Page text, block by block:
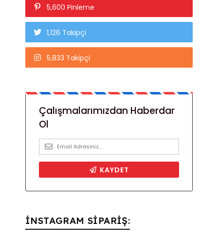
5,600 Pinleme
1,126 Takipçi
5,833 Takipçi
İNSTAGRAM SİPARİŞ: